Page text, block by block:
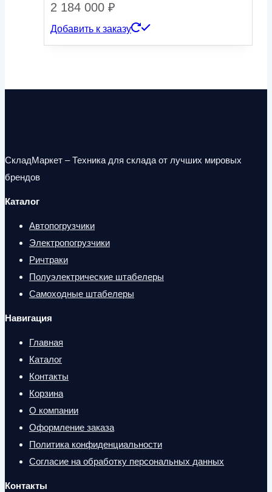
2 184 000 ₽
Добавить к заказу
СкладМаркет – Техника для склада от лучших мировых
брендов
Каталог
Автопогрузчики
Электропогрузчики
Ричтраки
Полуэлектрические штабелеры
Самоходные штабелеры
Навигация
Главная
Каталог
Контакты
Корзина
О компании
Оформление заказа
Политика конфиденциальности
Согласие на обработку персональных данных
Контакты